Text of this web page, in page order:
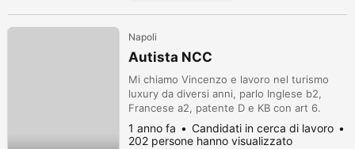
Napoli
Autista NCC
Mi chiamo Vincenzo e lavoro nel turismo
luxury da diversi anni, parlo Inglese b2,
Francese a2, patente D e KB con art 6.
Disponibile per n colloquio conoscitivo
3336065259
1 anno fa
Candidati in cerca di lavoro
202 persone hanno visualizzato